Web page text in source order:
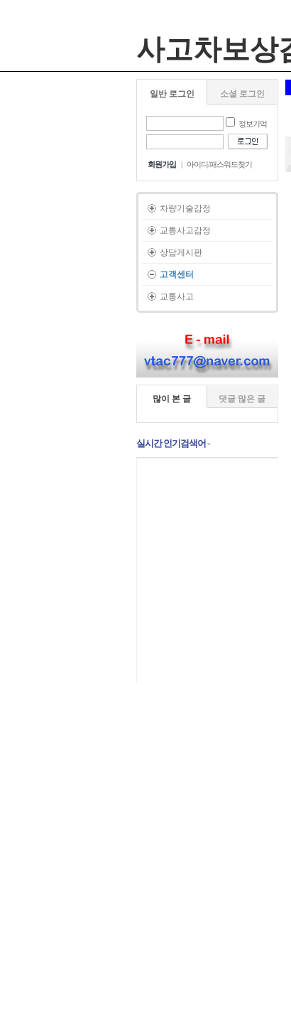
사고차보상
일반 로그인 소셜 로그인
정보기억
회원가입 | 아이디/패스워드찾기
차량기술감정
교통사고감정
상담게시판
고객센터
교통사고
많이 본 글 댓글 많은 글